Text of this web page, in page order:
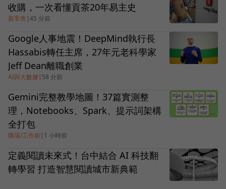
收購，一次看懂貢茶20年易主史
新零售 |45 分前
Google人事地震！DeepMind執行長
Hassabis轉任主席，27年元老科學家
Jeff Dean離職創業
AI與大數據 | 58 分前
Gemini完整教學地圖！37篇實測整
理，Notebooks、Spark、提示詞架構
全打包
職場/工作術 | 1 小時前
定義閱讀未來式！台中結合 AI 科技翻
轉學習 打造智慧閱讀城市新典範